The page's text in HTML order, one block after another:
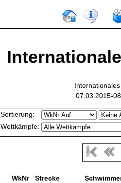
07.03.2015-
Sortierung:
Wettkämpfe:
WkNr Strecke